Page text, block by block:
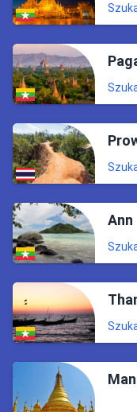
Ann